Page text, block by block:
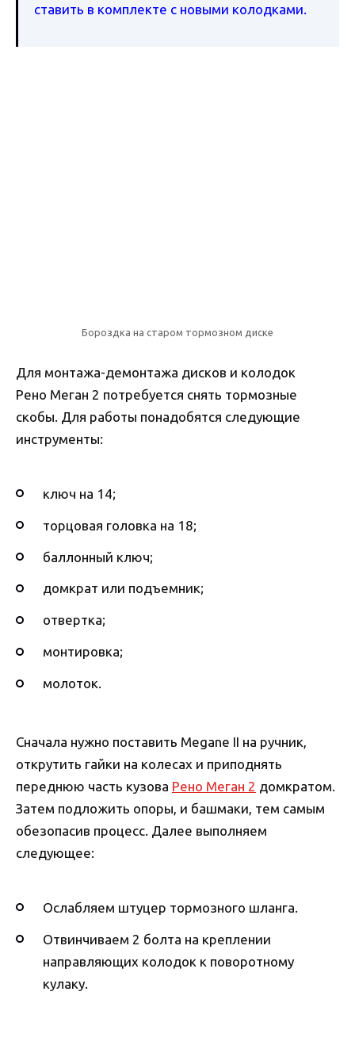
ставить в комплекте с новыми колодками.
Бороздка на старом тормозном диске
Для монтажа-демонтажа дисков и колодок
Рено Меган 2 потребуется снять тормозные
скобы. Для работы понадобятся следующие
инструменты:
ключ на 14;
торцовая головка на 18;
баллонный ключ;
домкрат или подъемник;
отвертка;
монтировка;
молоток.
Сначала нужно поставить Megane II на ручник,
открутить гайки на колесах и приподнять
переднюю часть кузова Рено Меган 2 домкратом.
Затем подложить опоры, и башмаки, тем самым
обезопасив процесс. Далее выполняем
следующее:
Ослабляем штуцер тормозного шланга.
Отвинчиваем 2 болта на креплении
направляющих колодок к поворотному
кулаку.